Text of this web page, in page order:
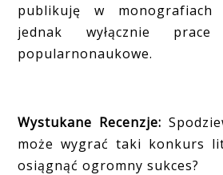
publikuję w monografiach
jednak wyłącznie
popularnonaukowe.
Wystukane Recenzje:
może wygrać taki konkurs
osiągnąć ogromny sukces?